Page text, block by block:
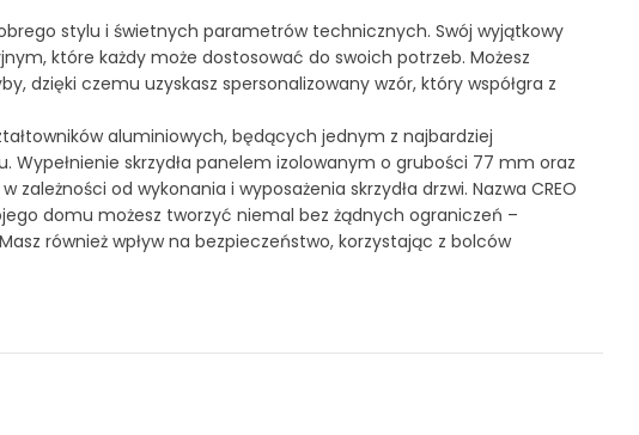
stylu i świetnych parametrów technicznych. Swój wyjątkowy
które każdy może dostosować do swoich potrzeb. Możesz
dzięki czemu uzyskasz spersonalizowany wzór, który współgra z
aluminiowych, będących jednym z najbardziej
skrzydła panelem izolowanym o grubości 77 mm oraz
od wykonania i wyposażenia skrzydła drzwi. Nazwa CREO
domu możesz tworzyć niemal bez żądnych ograniczeń –
również wpływ na bezpieczeństwo, korzystając z bolców